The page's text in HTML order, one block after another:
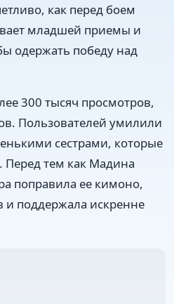
как перед боем
младшей приемы и
одержать победу над
300 тысяч просмотров,
Пользователей умилили
сестрами, которые
Перед тем как Мадина
поправила ее кимоно,
и поддержала искренне